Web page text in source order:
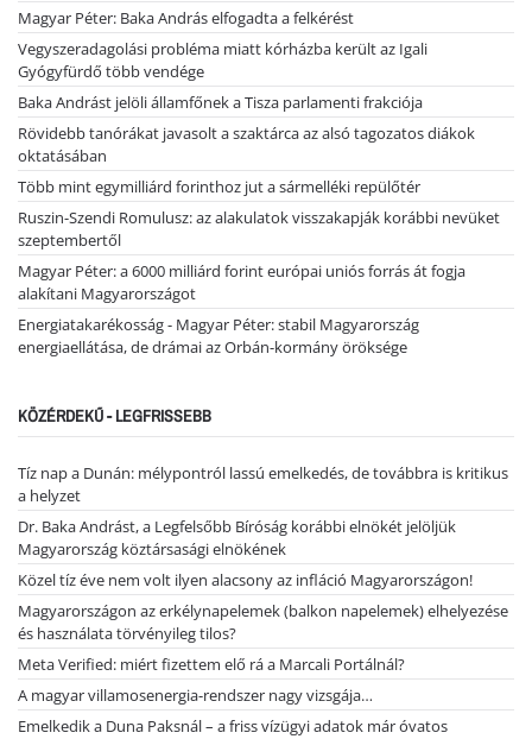
Magyar Péter: Baka András elfogadta a felkérést
Vegyszeradagolási probléma miatt kórházba került az Igali
Gyógyfürdő több vendége
Baka Andrást jelöli államfőnek a Tisza parlamenti frakciója
Rövidebb tanórákat javasolt a szaktárca az alsó tagozatos diákok
oktatásában
Több mint egymilliárd forinthoz jut a sármelléki repülőtér
Ruszin-Szendi Romulusz: az alakulatok visszakapják korábbi nevüket
szeptembertől
Magyar Péter: a 6000 milliárd forint európai uniós forrás át fogja
alakítani Magyarországot
Energiatakarékosság - Magyar Péter: stabil Magyarország
energiaellátása, de drámai az Orbán-kormány öröksége
KÖZÉRDEKŰ - LEGFRISSEBB
Tíz nap a Dunán: mélypontról lassú emelkedés, de továbbra is kritikus
a helyzet
Dr. Baka Andrást, a Legfelsőbb Bíróság korábbi elnökét jelöljük
Magyarország köztársasági elnökének
Közel tíz éve nem volt ilyen alacsony az infláció Magyarországon!
Magyarországon az erkélynapelemek (balkon napelemek) elhelyezése
és használata törvényileg tilos?
Meta Verified: miért fizettem elő rá a Marcali Portálnál?
A magyar villamosenergia-rendszer nagy vizsgája…
Emelkedik a Duna Paksnál – a friss vízügyi adatok már óvatos